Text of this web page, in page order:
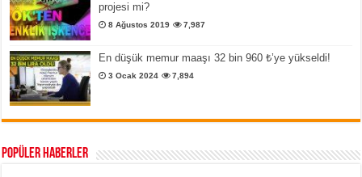
projesi mi?
8 Ağustos 2019 7,987
En düşük memur maaşı 32 bin 960 ₺’ye yükseldi!
3 Ocak 2024 7,894
Popüler Haberler